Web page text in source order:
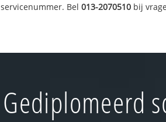
servicenummer. Bel013-2070510 bij
Gediplomeerd